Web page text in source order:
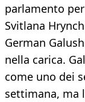
parlamento
Svitlana
German
nella carica.
come uno dei
settimana, ma